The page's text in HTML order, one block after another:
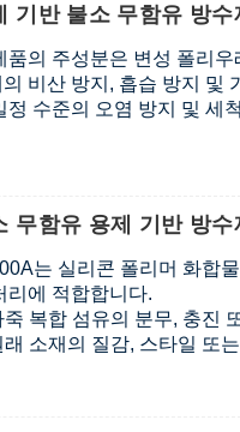
기반 불소 무함유 방
품의 주성분은 변성 폴리
의 비산 방지, 흡습 방지 및
정 수준의 오염 방지 및 세
무함유 용제 기반 방
는 실리콘 폴리머 화합
리에 적합합니다.
죽 복합 섬유의 분무, 충진
래 소재의 질감, ​​스타일 또